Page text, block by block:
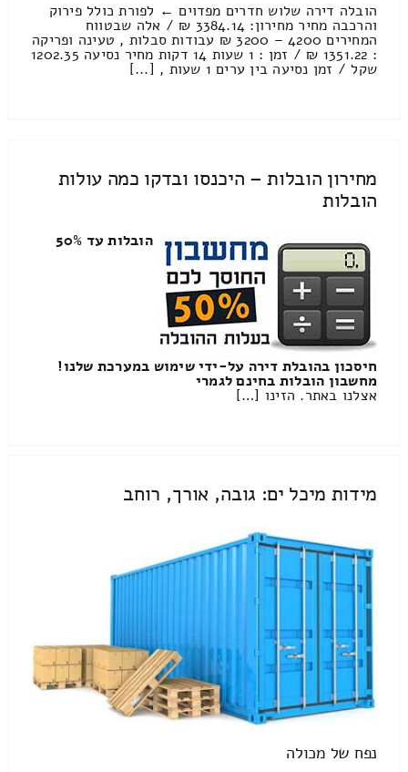
הובלה דירה שלוש חדרים מפדוים ← לפורת כולל פירוק
והרכבה מחיר מחירון: 3384.14 ₪ / אלה שבטווח
המחירים 4200 – 3200 ₪ עבודות סבלות , טעינה ופריקה
: 1351.22 ₪ / זמן : 1 שעות 14 דקות מחיר נסיעה 1202.35
שקל / זמן נסיעה בין ערים 1 שעות , [...]
מחירון הובלות – היכנסו ובדקו כמה עולות
הובלות
הובלות עד 50%
חיסכון בהובלת דירה על-ידי שימוש במערכת שלנו!
מחשבון הובלות בחינם לגמרי
אצלנו באתר. הזינו […]
מידות מיכל ים: גובה, אורך, רוחב
נפח של מכולה